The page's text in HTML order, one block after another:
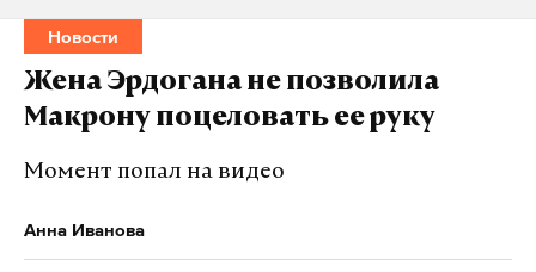
Новости
Жена Эрдогана не позволила
Макрону поцеловать ее руку
Момент попал на видео
Анна Иванова